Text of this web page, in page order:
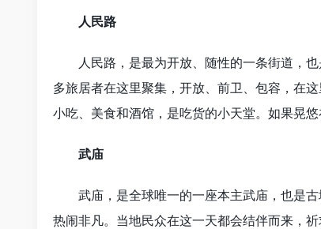
人民路
人民路，是最为开放、随性的一条街道，也
多旅居者在这里聚集，开放、前卫、包容，在
小吃、美食和酒馆，是吃货的小天堂。如果晃
武庙
武庙，是全球唯一的一座本主武庙，也是古
热闹非凡。当地民众在这一天都会结伴而来，